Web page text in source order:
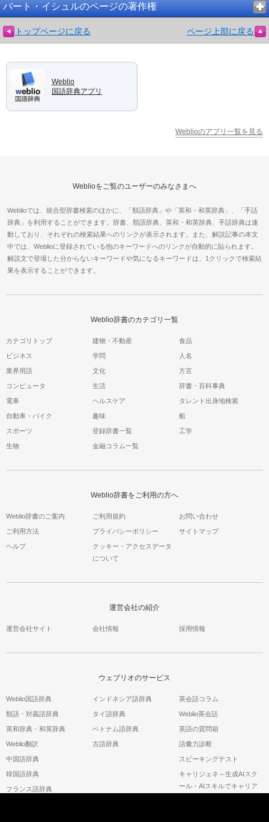
バート・イシュルのページの著作権
トップページに戻る ページ上部に戻る
Weblio
国語辞典アプリ
Weblioのアプリ一覧を見る
Weblioをご覧のユーザーのみなさまへ
Weblioでは、統合型辞書検索のほかに、「類語辞典」や「英和・和英辞典」、「手話
辞典」を利用することができます。辞書、類語辞典、英和・和英辞典、手話辞典は連
動しており、それぞれの検索結果へのリンクが表示されます。また、解説記事の本文
中では、Weblioに登録されている他のキーワードへのリンクが自動的に貼られます。
解説文で登場した分からないキーワードや気になるキーワードは、1クリックで検索結
果を表示することができます。
Weblio辞書のカテゴリ一覧
カテゴリトップ 建物・不動産 食品
ビジネス 学問 人名
業界用語 文化 方言
コンピュータ 生活 辞書・百科事典
電車 ヘルスケア タレント出身地検索
自動車・バイク 趣味 船
スポーツ 登録辞書一覧 工学
生物 金融コラム一覧
Weblio辞書をご利用の方へ
Weblio辞書のご案内 ご利用規約 お問い合わせ
ご利用方法 プライバシーポリシー サイトマップ
ヘルプ
クッキー・アクセスデータ
について
運営会社の紹介
運営会社サイト 会社情報 採用情報
ウェブリオのサービス
Weblio国語辞典
類語・対義語辞典
英和辞典・和英辞典
Weblio翻訳
中国語辞典
韓国語辞典
フランス語辞典
インドネシア語辞典
タイ語辞典
ベトナム語辞典
古語辞典
英会話コラム
Weblio英会話
英語の質問箱
語彙力診断
スピーキングテスト
キャリジェネ～生成AIスク
ール・AIスキルでキャリア